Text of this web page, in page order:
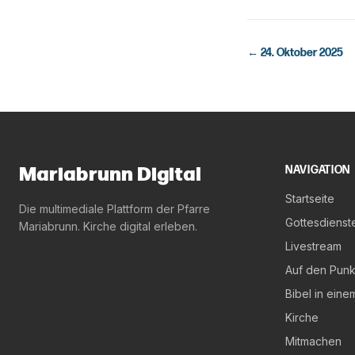
← 24. Oktober 2025
Mariabrunn Digital
Die multimediale Plattform der Pfarre
Mariabrunn. Kirche digital erleben.
NAVIGATION
Startseite
Livestream
Auf den
Bibel in
Kirche
Mitmachen